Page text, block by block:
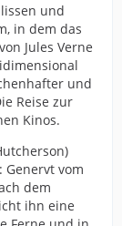
und
in dem das
Jules Verne
und
Reise zur
Kinos.
Genervt vom
dem
ihn eine